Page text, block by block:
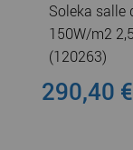
Soleka salle
150W/m2
(120263)
290,40 €